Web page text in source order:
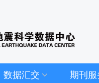
数据汇交 期刊服